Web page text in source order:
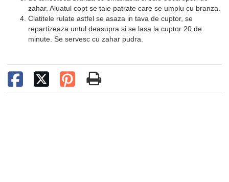
zahar. Aluatul copt se taie patrate care se umplu cu branza.
Clatitele rulate astfel se asaza in tava de cuptor, se
repartizeaza untul deasupra si se lasa la cuptor 20 de
minute. Se servesc cu zahar pudra.